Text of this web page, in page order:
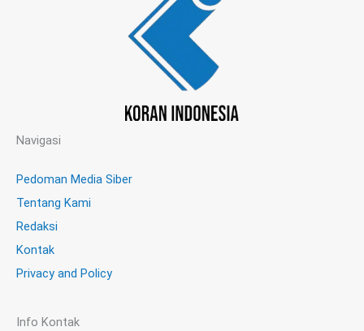
Navigasi
Pedoman Media Siber
Tentang Kami
Redaksi
Kontak
Privacy and Policy
Info Kontak